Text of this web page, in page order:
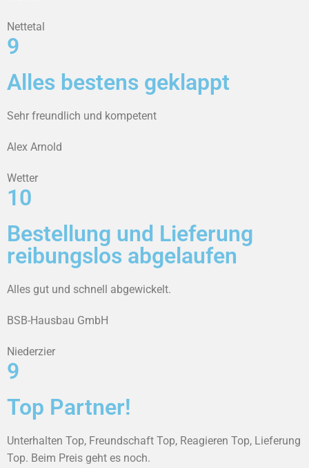
Nettetal
9
Alles bestens geklappt
Sehr freundlich und kompetent
Alex Arnold
Wetter
10
Bestellung und Lieferung
reibungslos abgelaufen
Alles gut und schnell abgewickelt.
BSB-Hausbau GmbH
Niederzier
9
Top Partner!
Unterhalten Top, Freundschaft Top, Reagieren Top, Lieferung
Top. Beim Preis geht es noch.